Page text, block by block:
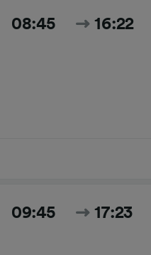
08:45 16:22
09:45 17:23